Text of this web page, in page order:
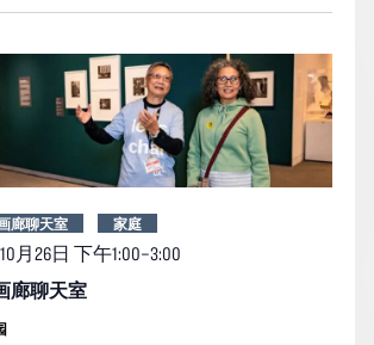
搜
索
和
视
图
导
视
图
导
航
廊聊天室
月26日 下午1:00–3:00
画廊聊天室 家庭